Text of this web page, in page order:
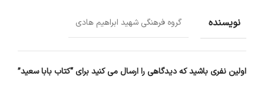
نویسنده گروه فرهنگی شهید ابراهیم هادی
اولین نفری باشید که دیدگاهی را ارسال می کنید برای “کتاب بابا سعید”